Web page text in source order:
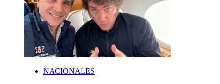
NACIONALES